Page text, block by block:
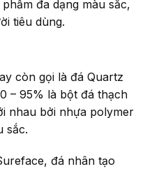
đa dạng màu sắc,
tiêu dùng.
còn gọi là đá Quartz
– 95% là bột đá thạch
nhau bởi nhựa polymer
sắc.
đá nhân tạo